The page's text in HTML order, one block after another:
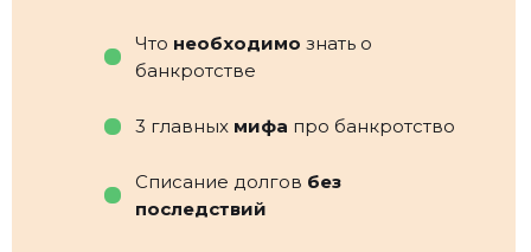
3 главных мифа про банкротство
Что необходимо знать о
банкротстве
Списание долгов без
последствий